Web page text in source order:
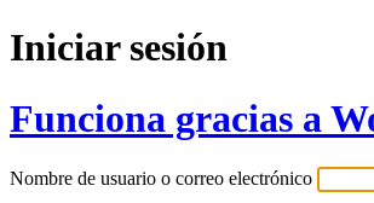
Iniciar sesión
Funciona gracias a
Nombre de usuario o correo electrónico